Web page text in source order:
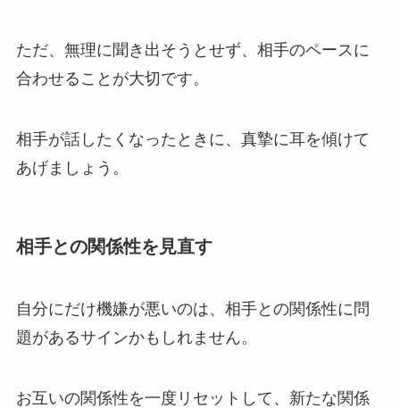
ただ、無理に聞き出そうとせず、相手のペースに
合わせることが大切です。
相手が話したくなったときに、真摯に耳を傾けて
あげましょう。
相手との関係性を見直す
自分にだけ機嫌が悪いのは、相手との関係性に問
題があるサインかもしれません。
お互いの関係性を一度リセットして、新たな関係